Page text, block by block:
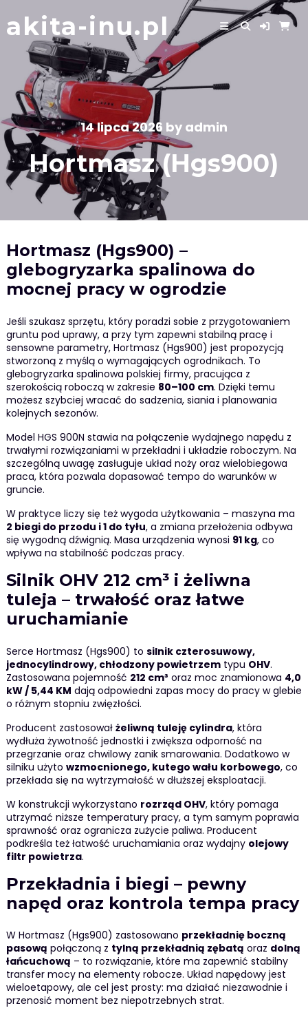
to
content
akita-inu.pl
14 lipca 2026 by admin
Hortmasz (Hgs900)
Hortmasz (Hgs900) –
glebogryzarka spalinowa do
mocnej pracy w ogrodzie
Jeśli szukasz sprzętu, który poradzi sobie z przygotowaniem
gruntu pod uprawy, a przy tym zapewni stabilną pracę i
sensowne parametry, Hortmasz (Hgs900) jest propozycją
stworzoną z myślą o wymagających ogrodnikach. To
glebogryzarka spalinowa polskiej firmy, pracująca z
szerokością roboczą w zakresie 80–100 cm. Dzięki temu
możesz szybciej wracać do sadzenia, siania i planowania
kolejnych sezonów.
Model HGS 900N stawia na połączenie wydajnego napędu z
trwałymi rozwiązaniami w przekładni i układzie roboczym. Na
szczególną uwagę zasługuje układ noży oraz wielobiegowa
praca, która pozwala dopasować tempo do warunków w
gruncie.
W praktyce liczy się też wygoda użytkowania – maszyna ma
2 biegi do przodu i 1 do tyłu, a zmiana przełożenia odbywa
się wygodną dźwignią. Masa urządzenia wynosi 91 kg, co
wpływa na stabilność podczas pracy.
Silnik OHV 212 cm³ i żeliwna
tuleja – trwałość oraz łatwe
uruchamianie
Serce Hortmasz (Hgs900) to silnik czterosuwowy,
jednocylindrowy, chłodzony powietrzemtypu OHV.
Zastosowana pojemność 212 cm³ oraz moc znamionowa 4,0
kW / 5,44 KM dają odpowiedni zapas mocy do pracy w glebie
o różnym stopniu zwięzłości.
Producent zastosował żeliwną tuleję cylindra, która
wydłuża żywotność jednostki i zwiększa odporność na
przegrzanie oraz chwilowy zanik smarowania. Dodatkowo w
silniku użyto wzmocnionego, kutego wału korbowego, co
przekłada się na wytrzymałość w dłuższej eksploatacji.
W konstrukcji wykorzystano rozrząd OHV, który pomaga
utrzymać niższe temperatury pracy, a tym samym poprawia
sprawność oraz ogranicza zużycie paliwa. Producent
podkreśla też łatwość uruchamiania oraz wydajny olejowy
filtr powietrza.
Przekładnia i biegi – pewny
napęd oraz kontrola tempa pracy
W Hortmasz (Hgs900) zastosowano przekładnię boczną
pasową połączoną z tylną przekładnią zębatą oraz dolną
łańcuchową – to rozwiązanie, które ma zapewnić stabilny
transfer mocy na elementy robocze. Układ napędowy jest
wieloetapowy, ale cel jest prosty: ma działać niezawodnie i
przenosić moment bez niepotrzebnych strat.